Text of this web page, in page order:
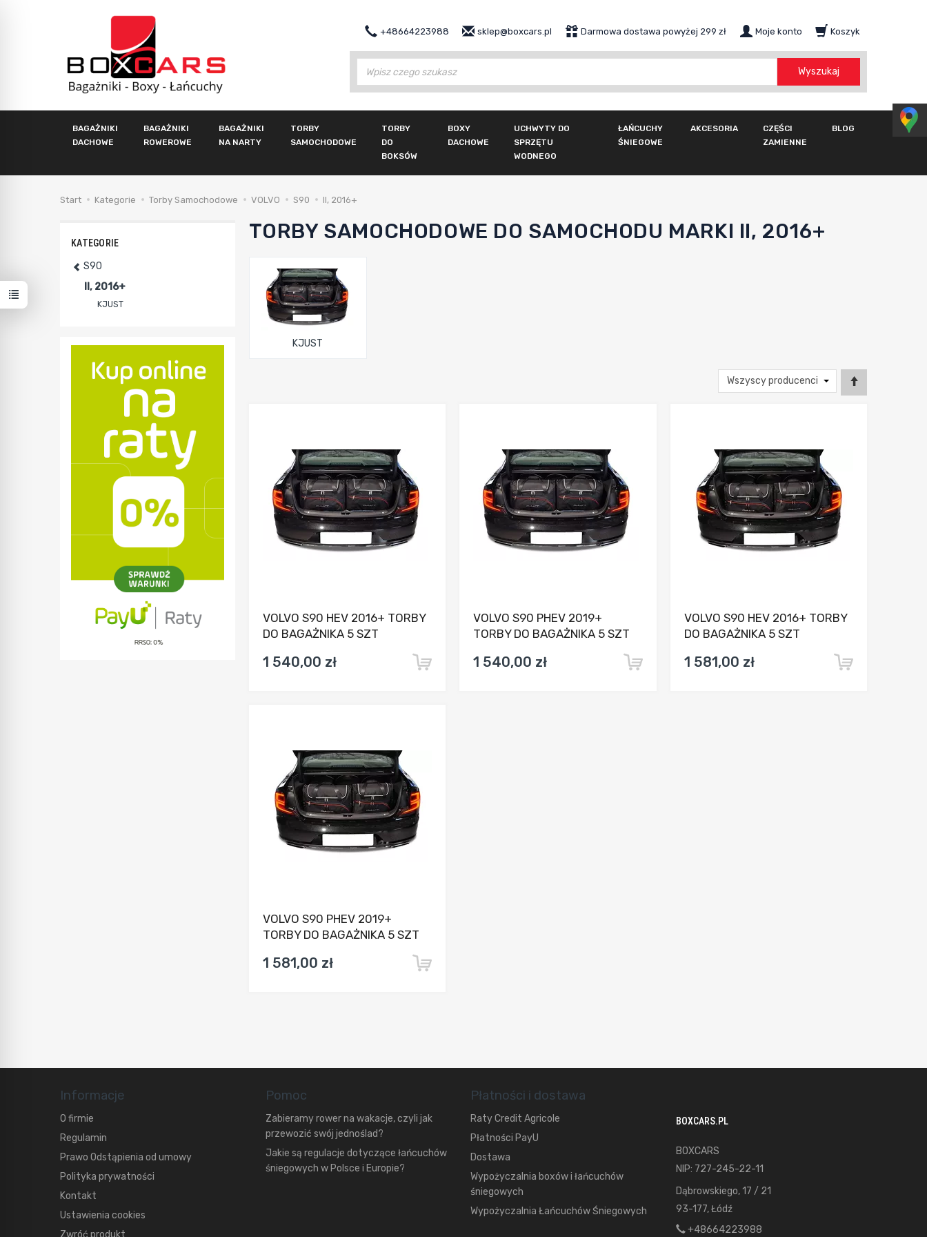
+48664223988 Darmowa dostawa powyżej 299 zł
sklep@boxcars.pl Moje konto Koszyk
Wyszukaj
BAGAŻNIKI
DACHOWE
BAGAŻNIKI
ROWEROWE
BAGAŻNIKI
NA NARTY
TORBY
SAMOCHODOWE
TORBY
DO
BOKSÓW
BOXY
DACHOWE
UCHWYTY DO
SPRZĘTU
WODNEGO
ŁAŃCUCHY
ŚNIEGOWE
AKCESORIA
CZĘŚCI
ZAMIENNE
BLOG
Start Kategorie Torby Samochodowe VOLVO S90 II, 2016+
TORBY SAMOCHODOWE DO SAMOCHODU MARKI II, 2016+
KJUST
VOLVO S90 HEV 2016+ TORBY
DO BAGAŻNIKA 5 SZT
1 540,00 zł
VOLVO S90 PHEV 2019+
TORBY DO BAGAŻNIKA 5 SZT
1 540,00 zł
VOLVO S90 HEV 2016+ TORBY
DO BAGAŻNIKA 5 SZT
1 581,00 zł
VOLVO S90 PHEV 2019+
TORBY DO BAGAŻNIKA 5 SZT
1 581,00 zł
KATEGORIE
S90
II, 2016+
KJUST
Informacje
O firmie
Regulamin
Prawo Odstąpienia od umowy
Polityka prywatności
Kontakt
Ustawienia cookies
Zwróć produkt
Pomoc
Zabieramy rower na wakacje, czyli jak
przewozić swój jednoślad?
Jakie są regulacje dotyczące łańcuchów
śniegowych w Polsce i Europie?
Płatności i dostawa
Raty Credit Agricole
Płatności PayU
Dostawa
Wypożyczalnia boxów i łańcuchów
śniegowych
Wypożyczalnia Łańcuchów Śniegowych
BOXCARS.PL
BOXCARS
NIP: 727-245-22-11
Dąbrowskiego, 17 / 21
93-177, Łódź
+48664223988